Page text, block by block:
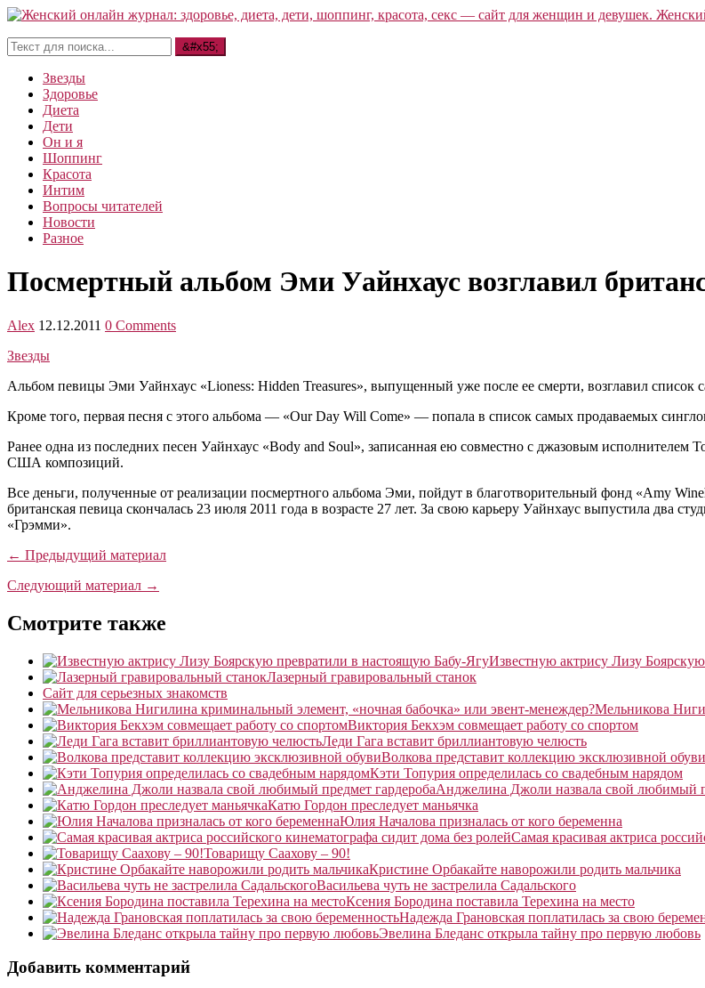
Звезды
Здоровье
Диета
Дети
Он и я
Шоппинг
Красота
Интим
Вопросы читателей
Новости
Разное
Посмертный альбом Эми Уайнхаус возглавил
Alex 12.12.2011 0 Comments
Звезды
Альбом певицы Эми Уайнхаус «Lioness: Hidden Treasures», выпущенный уже после ее смерти, возглавил
Кроме того, первая песня с этого альбома — «Our Day Will Come» — попала в список самых продаваемых
Ранее одна из последних песен Уайнхаус «Body and Soul», записанная ею совместно с джазовым
США композиций.
Все деньги, полученные от реализации посмертного альбома Эми, пойдут в благотворительный фонд «Amy
британская певица скончалась 23 июля 2011 года в возрасте 27 лет. За свою карьеру Уайнхаус выпустила
«Грэмми».
← Предыдущий материал
Следующий материал →
Смотрите также
Известную актрису Лизу
Лазерный гравировальный станок
Сайт для серьезных знакомств
Мельникова
Виктория Бекхэм совмещает работу со спортом
Леди Гага вставит бриллиантовую челюсть
Волкова представит коллекцию эксклюзивной обуви
Кэти Топурия определилась со свадебным нарядом
Анджелина Джоли назвала свой любимый
Катю Гордон преследует маньячка
Юлия Началова призналась от кого беременна
Самая красивая актриса
Товарищу Саахову – 90!
Кристине Орбакайте наворожили родить мальчика
Васильева чуть не застрелила Садальского
Ксения Бородина поставила Терехина на место
Надежда Грановская поплатилась за свою
Эвелина Бледанс открыла тайну про первую любовь
Добавить комментарий